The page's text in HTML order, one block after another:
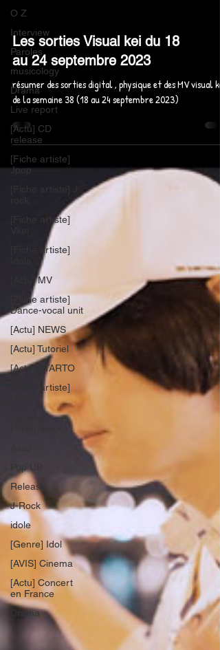
O Z
Interview
Paroles
musicology
Drama
Live report
[Actu] CD
release
[Fiche artiste]
Jpop
[Fiche artiste]
[Fiche artiste]
[Actu] MV
[Fiche artiste]
Dance-vocal unit
[Actu] NEWS
[Actu] Tutoriel
[Actu] STARTO
[Fiche artiste]
Release
J-Rock
idole
[Genre] Idol
[AVIS] Cinema
[Actu] Concert
en France
Drama
Les sorties Visual kei du 18
au 24 septembre 2023
résumer des sorties digital , physique et des MV visual kei
de la semaine 38 (18 au 24 septembre 2023)